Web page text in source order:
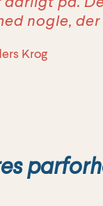
nogle, der
Krog